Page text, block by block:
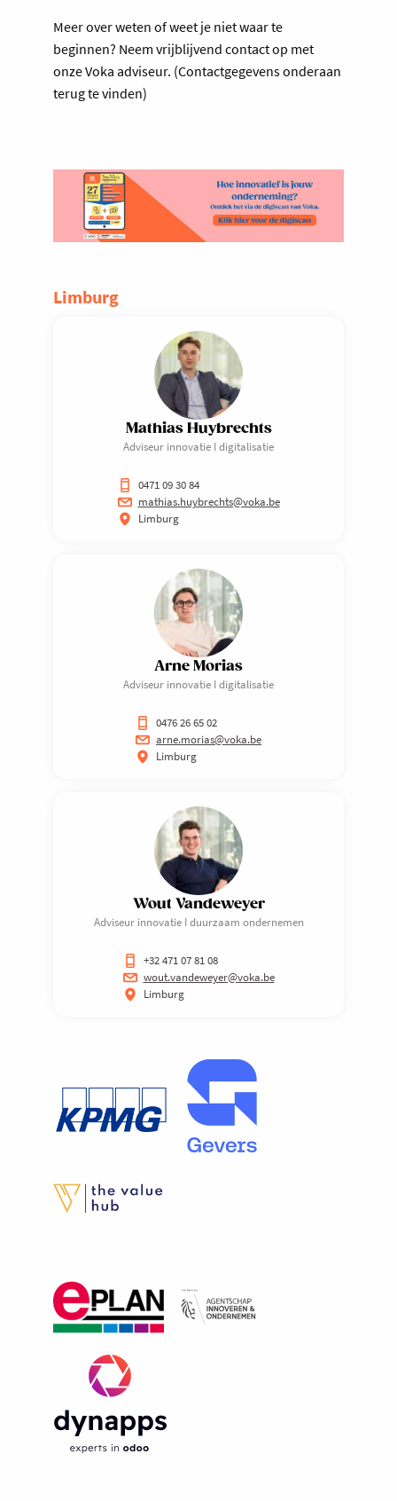
Meer over weten of weet je niet waar te
beginnen? Neem vrijblijvend contact op met
onze Voka adviseur. (Contactgegevens onderaan
terug te vinden)
Limburg
Mathias Huybrechts
Adviseur innovatie I digitalisatie
0471 09 30 84
mathias.huybrechts@voka.be
Limburg
Arne Morias
Adviseur innovatie I digitalisatie
0476 26 65 02
arne.morias@voka.be
Limburg
Wout Vandeweyer
Adviseur innovatie I duurzaam ondernemen
+32 471 07 81 08
wout.vandeweyer@voka.be
Limburg